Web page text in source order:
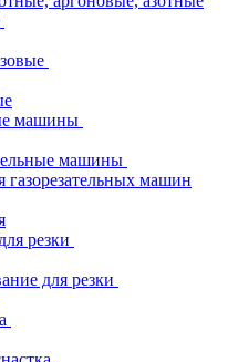
машины
машины
газорезательных машин
резки
для резки